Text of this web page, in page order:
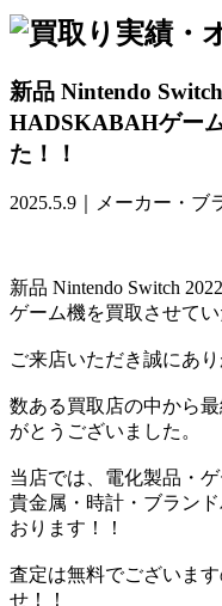
新品 Nintendo
HADSKABAHゲー
た！！
2025.5.9｜メーカー・ブ
新品 Nintendo Switch
ゲーム機を買取させてい
ご来店いただき誠にあ
数ある買取店の中から
がとうございました。
当店では、電化製品・
貴金属・時計・ブラン
おります！！
査定は無料でございま
せ！！